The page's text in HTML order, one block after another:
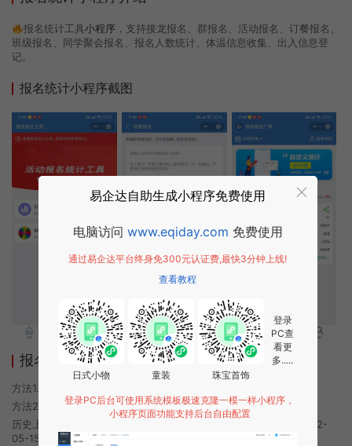
报名统计工具小程序 ，支持接龙报名、群报名、活动报名、订餐报名、
班级报名、同学聚会报名、报名人数统计、体温信息收集、出入信息登
记。
报名统计小程序截图
报名统计小程序使用方法
方法1. 使用微信扫描本页面上方二维码进入报名统计的小程序
方法2. 在微信中搜索“报名统计”即可进入小程序
历史上的今时小程序由报名统计团队开发，易企达小程序商店于2022-
05-15 08:37发布
易企达自助生成小程序免费使用
电脑访问 www.eqiday.com 免费使用
通过易企达平台终身免300元认证费,最快3分钟上线!
查看教程
日式小物 童装 珠宝首饰
登录
PC查
看更
多.....
登录PC后台可使用系统模板极速克隆一模一样小程序，
小程序页面功能支持后台自由配置